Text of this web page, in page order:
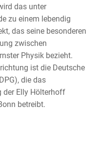
das unter
zu einem lebendig
das seine besonderen
zwischen
Physik bezieht.
ist die Deutsche
die das
der Elly Hölterhoff
betreibt.